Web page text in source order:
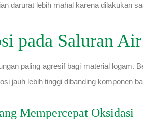
darurat lebih mahal karena dilakukan
pada Saluran
paling agresif bagi material
jauh lebih tinggi dibanding komponen
Mempercepat Oksidasi